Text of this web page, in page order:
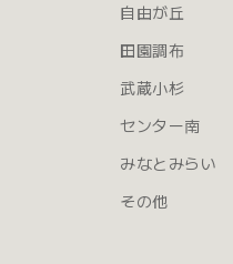
自由が丘
田園調布
武蔵小杉
センター南
みなとみらい
その他